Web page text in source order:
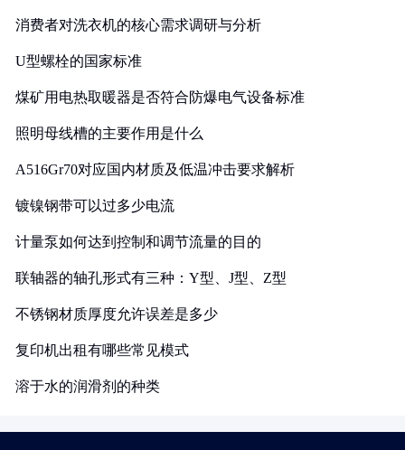
消费者对洗衣机的核心需求调研与分析
U型螺栓的国家标准
煤矿用电热取暖器是否符合防爆电气设备标准
照明母线槽的主要作用是什么
A516Gr70对应国内材质及低温冲击要求解析
镀镍钢带可以过多少电流
计量泵如何达到控制和调节流量的目的
联轴器的轴孔形式有三种：Y型、J型、Z型
不锈钢材质厚度允许误差是多少
复印机出租有哪些常见模式
溶于水的润滑剂的种类